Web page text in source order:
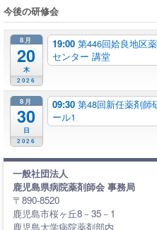
今後の研修会
8月
20
木
2026
19:00 第446回姶良地区
センター 講堂
8月
30
日
2026
09:30 第48回新任薬剤師
ール1
一般社団法人
鹿児島県病院薬剤師会 事務局
〒890-8520
鹿児島市桜ヶ丘8－35－1
鹿児島大学病院薬剤部内